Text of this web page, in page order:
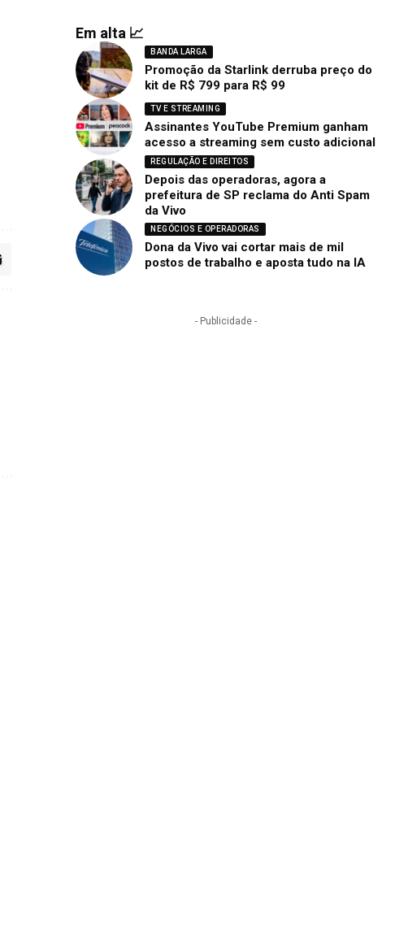
Em alta 📈
BANDA LARGA
Promoção da Starlink derruba preço do
kit de R$ 799 para R$ 99
TV E STREAMING
Assinantes YouTube Premium ganham
acesso a streaming sem custo adicional
REGULAÇÃO E DIREITOS
Depois das operadoras, agora a
prefeitura de SP reclama do Anti Spam
da Vivo
NEGÓCIOS E OPERADORAS
Dona da Vivo vai cortar mais de mil
postos de trabalho e aposta tudo na IA
- Publicidade -